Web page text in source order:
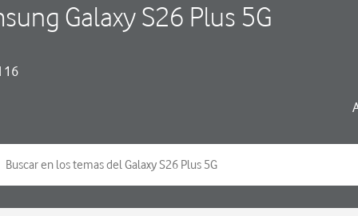
Ver todosGalaxy S26 Plus 5G
16